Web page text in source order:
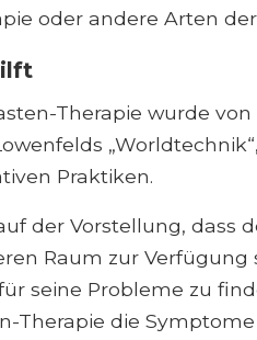
oder andere Arten
Therapie wurde
Praktiken.
der Vorstellung, dass
Raum zur
seine Probleme zu
Therapie die